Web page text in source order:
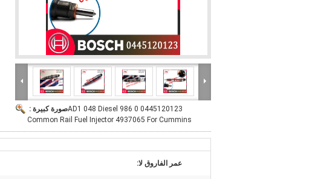
صورة كبيرة :0445120123 0 986 AD1 048 Diesel
Common Rail Fuel Injector 4937065 For Cummins
عمر الفاروق لا: